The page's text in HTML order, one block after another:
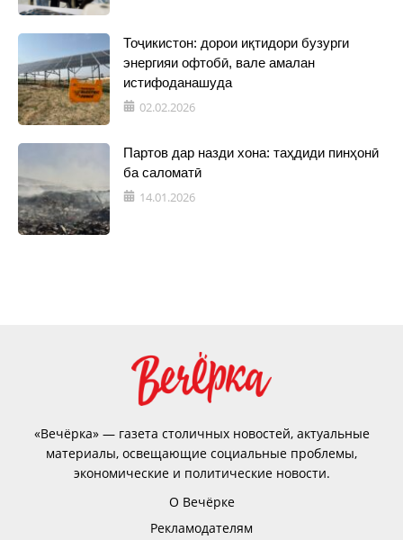
Тоҷикистон: дорои иқтидори бузурги
энергияи офтобӣ, вале амалан
истифоданашуда
02.02.2026
Партов дар назди хона: таҳдиди пинҳонӣ
ба саломатӣ
14.01.2026
«Вечёрка» — газета столичных новостей, актуальные
материалы, освещающие социальные проблемы,
экономические и политические новости.
О Вечёрке
Рекламодателям